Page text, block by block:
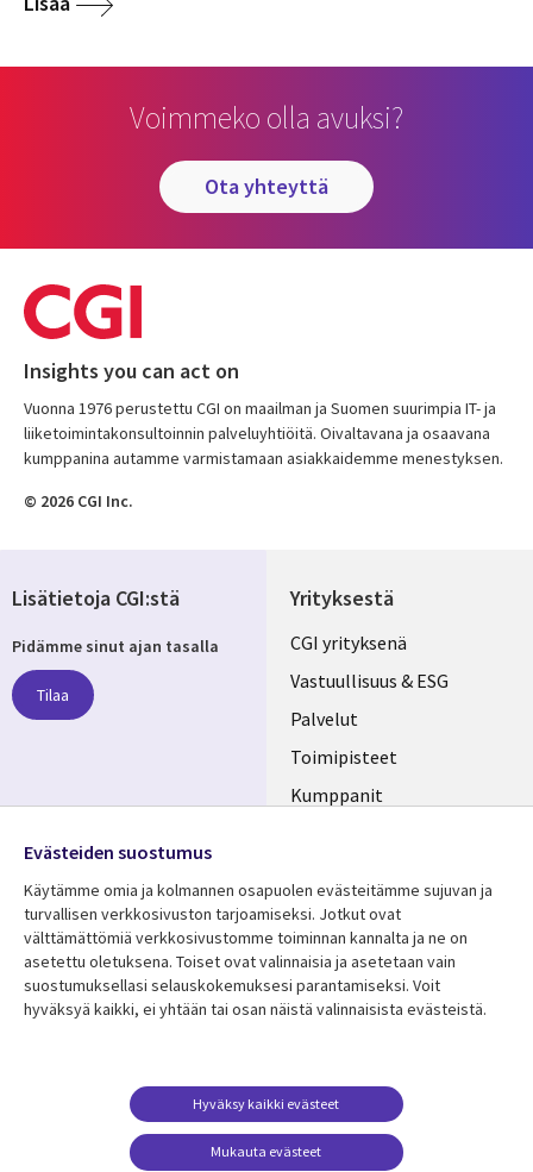
Voimmeko olla avuksi?
ota yhteyttä
Insights you can act on
Vuonna 1976 perustettu CGI on maailman ja Suomen suurimpia IT- ja
liiketoimintakonsultoinnin palveluyhtiöitä. Oivaltavana ja osaavana
kumppanina autamme varmistamaan asiakkaidemme menestyksen.
© 2026 CGI Inc.
Yrityksestä
Useful
links
FINLAND
CGI yrityksenä
Vastuullisuus & ESG
Palvelut
Toimipisteet
Kumppanit
Resurssikeskus
Library
FINLAND
Asiakastarinat
Lisätietoa
Legal
Tietosuoja
Käyttöehdot
Yhteystiedot
Lisätietoja CGI:stä
Pidämme sinut ajan tasalla
Tilaa
Media
FINLAND
Evästeiden suostumus
Käytämme omia ja kolmannen osapuolen evästeitämme sujuvan ja
turvallisen verkkosivuston tarjoamiseksi. Jotkut ovat
välttämättömiä verkkosivustomme toiminnan kannalta ja ne on
asetettu oletuksena. Toiset ovat valinnaisia ​​ja asetetaan vain
suostumuksellasi selauskokemuksesi parantamiseksi. Voit
hyväksyä kaikki, ei yhtään tai osan näistä valinnaisista evästeistä.
Mukauta evästeet
Hyväksy kaikki evästeet